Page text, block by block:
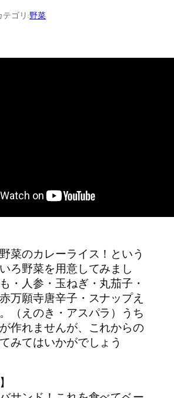
テゴリ:野菜
菜のカレーライス！という
ろ野菜を用意してみまし
・人参・玉ねぎ・丸茄子・
万願寺唐辛子・スナップえ
（えのき・アスパラ）うち
作れませんが、これからの
みてはいかがでしょう